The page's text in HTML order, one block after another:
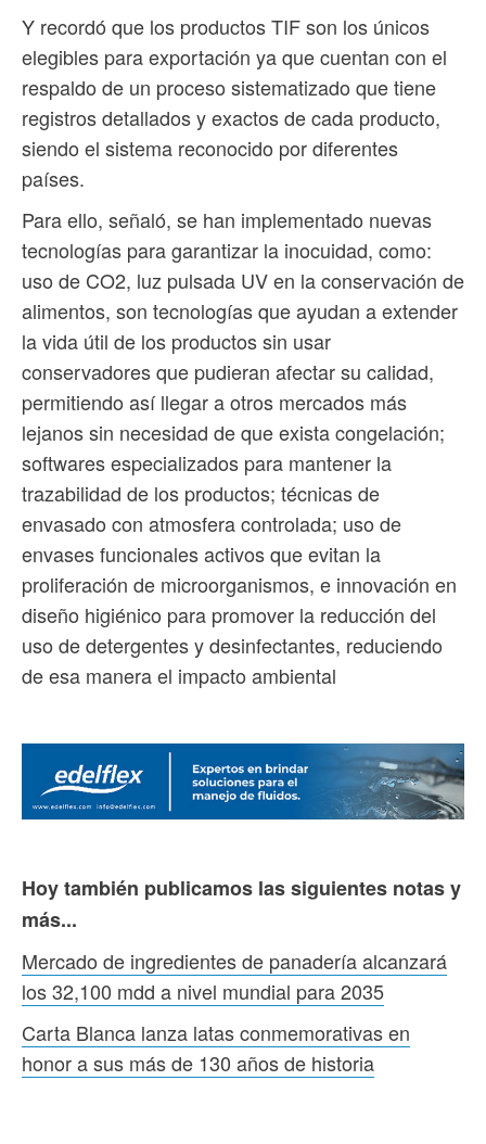
Y recordó que los productos TIF son los únicos
elegibles para exportación ya que cuentan con el
respaldo de un proceso sistematizado que tiene
registros detallados y exactos de cada producto,
siendo el sistema reconocido por diferentes
países.
Para ello, señaló, se han implementado nuevas
tecnologías para garantizar la inocuidad, como:
uso de CO2, luz pulsada UV en la conservación de
alimentos, son tecnologías que ayudan a extender
la vida útil de los productos sin usar
conservadores que pudieran afectar su calidad,
permitiendo así llegar a otros mercados más
lejanos sin necesidad de que exista congelación;
softwares especializados para mantener la
trazabilidad de los productos; técnicas de
envasado con atmosfera controlada; uso de
envases funcionales activos que evitan la
proliferación de microorganismos, e innovación en
diseño higiénico para promover la reducción del
uso de detergentes y desinfectantes, reduciendo
de esa manera el impacto ambiental
Hoy también publicamos las siguientes notas y
más...
Mercado de ingredientes de panadería alcanzará
los 32,100 mdd a nivel mundial para 2035
Carta Blanca lanza latas conmemorativas en
honor a sus más de 130 años de historia